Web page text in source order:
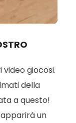
giocosi.
della
a questo!
un